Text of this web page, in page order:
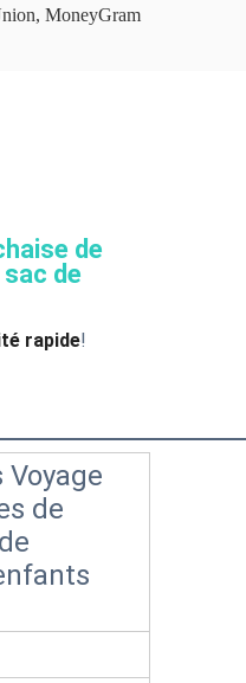
MoneyGram
de
de
rapide!
de